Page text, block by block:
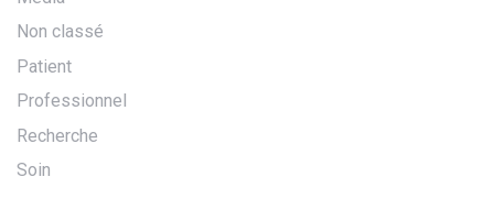
Non classé
Patient
Professionnel
Recherche
Soin